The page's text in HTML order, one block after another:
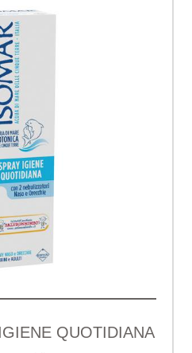
QUOTIDIANA